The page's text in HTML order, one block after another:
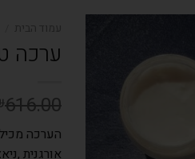
ערכה
616.00
הערכה
אורגנית